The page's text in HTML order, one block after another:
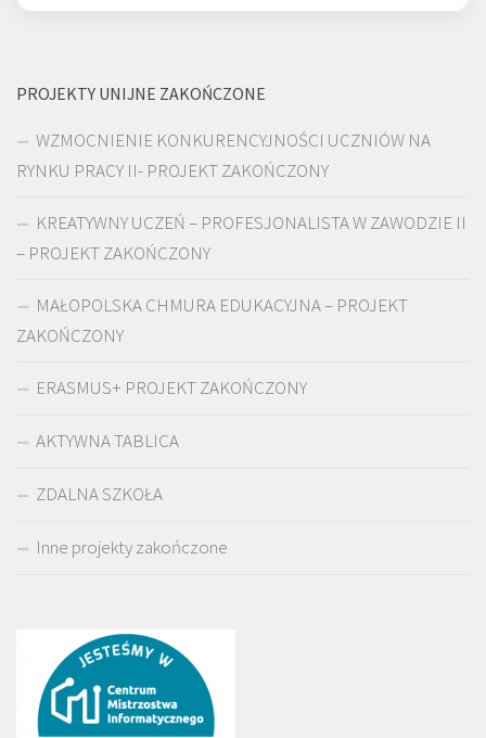
PROJEKTY UNIJNE ZAKOŃCZONE
WZMOCNIENIE KONKURENCYJNOŚCI UCZNIÓW NA
RYNKU PRACY II- PROJEKT ZAKOŃCZONY
KREATYWNY UCZEŃ – PROFESJONALISTA W ZAWODZIE II
– PROJEKT ZAKOŃCZONY
MAŁOPOLSKA CHMURA EDUKACYJNA – PROJEKT
ZAKOŃCZONY
ERASMUS+ PROJEKT ZAKOŃCZONY
AKTYWNA TABLICA
ZDALNA SZKOŁA
Inne projekty zakończone